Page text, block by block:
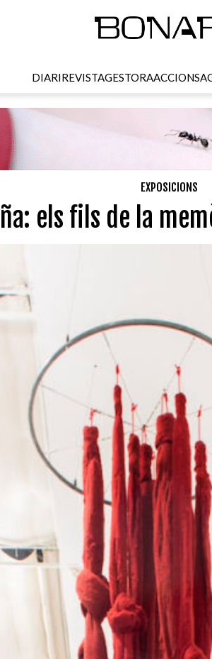
DIARIREVISTAGESTORAACCIONS
EXPOSICIONS
els fils de la